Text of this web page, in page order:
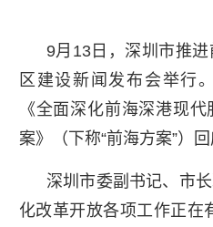
9月13日，深圳市推
区建设新闻发布会举行
《全面深化前海深港现
案》（下称“前海方案”）回
深圳市委副书记、市
化改革开放各项工作正在